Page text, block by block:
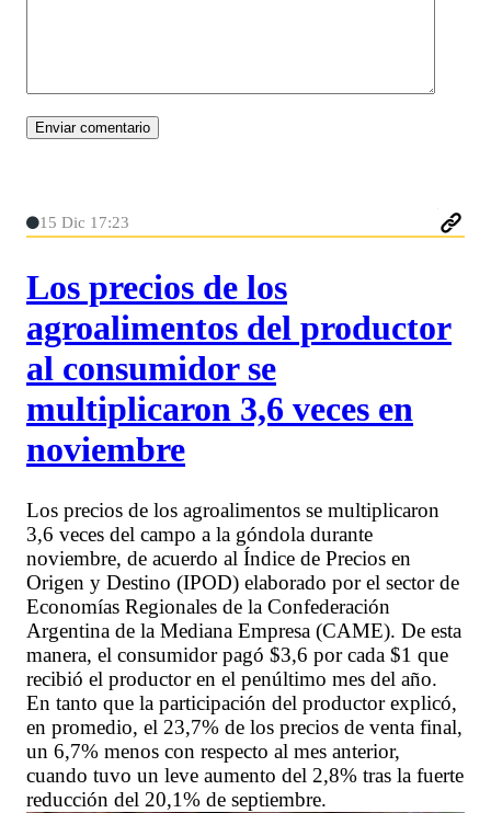
15 Dic 17:23
Los precios de los
agroalimentos del productor
al consumidor se
multiplicaron 3,6 veces en
noviembre
Los precios de los agroalimentos se multiplicaron
3,6 veces del campo a la góndola durante
noviembre, de acuerdo al Índice de Precios en
Origen y Destino (IPOD) elaborado por el sector de
Economías Regionales de la Confederación
Argentina de la Mediana Empresa (CAME). De esta
manera, el consumidor pagó $3,6 por cada $1 que
recibió el productor en el penúltimo mes del año.
En tanto que la participación del productor explicó,
en promedio, el 23,7% de los precios de venta final,
un 6,7% menos con respecto al mes anterior,
cuando tuvo un leve aumento del 2,8% tras la fuerte
reducción del 20,1% de septiembre.